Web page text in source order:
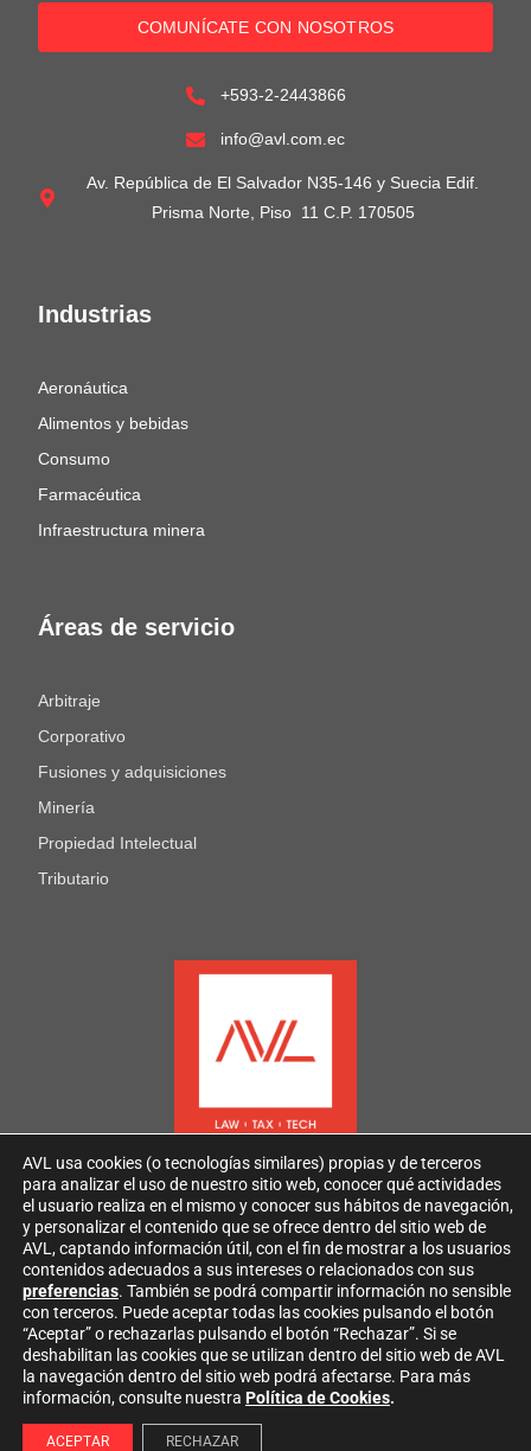
2026 AVL Todos los derechos reservados
POLÍTICA DE PROTECCIÓN DE DATOS PERSONALES
POLÍTICA DE COOKIES
Áreas de servicio
Arbitraje
Corporativo
Fusiones y adquisiciones
Minería
Propiedad Intelectual
Tributario
Industrias
Aeronáutica
Alimentos y bebidas
Consumo
Farmacéutica
Infraestructura minera
COMUNÍCATE CON NOSOTROS
+593-2-2443866
info@avl.com.ec
Av. República de El Salvador N35-146 y Suecia Edif.
Prisma Norte, Piso 11 C.P. 170505
AVL usa cookies (o tecnologías similares) propias y de terceros
para analizar el uso de nuestro sitio web, conocer qué actividades
el usuario realiza en el mismo y conocer sus hábitos de navegación,
y personalizar el contenido que se ofrece dentro del sitio web de
AVL, captando información útil, con el fin de mostrar a los usuarios
contenidos adecuados a sus intereses o relacionados con sus
preferencias. También se podrá compartir información no sensible
con terceros. Puede aceptar todas las cookies pulsando el botón
“Aceptar” o rechazarlas pulsando el botón “Rechazar”. Si se
deshabilitan las cookies que se utilizan dentro del sitio web de AVL
la navegación dentro del sitio web podrá afectarse. Para más
información, consulte nuestra Política de Cookies.
ACEPTAR RECHAZAR